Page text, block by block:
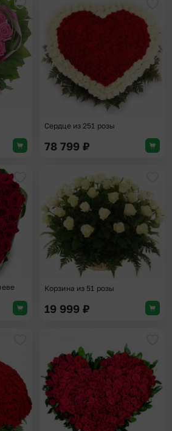
Добавить в избранное
Сердце из 251 розы
78 799 ₽
Добавить в избранное
Корзина из 51 розы
19 999 ₽
Добавить в избранное